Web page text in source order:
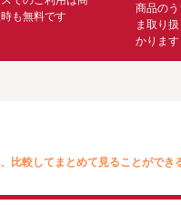
も無料です
商品の
ま取り
かります
比較してまとめて見ることができ